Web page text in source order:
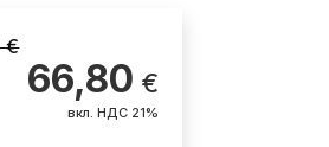
€
66,80 €
вкл. НДС 21%